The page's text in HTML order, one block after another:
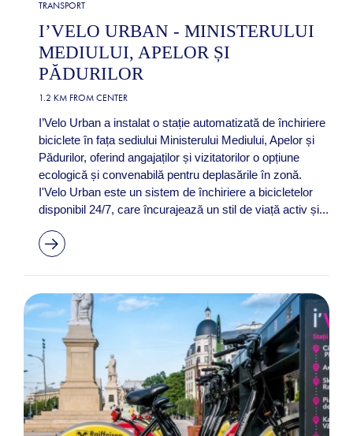
TRANSPORT
I’VELO URBAN - MINISTERULUI
MEDIULUI, APELOR ȘI
PĂDURILOR
1.2 KM FROM CENTER
I’Velo Urban a instalat o stație automatizată de închiriere
biciclete în fața sediului Ministerului Mediului, Apelor și
Pădurilor, oferind angajaților și vizitatorilor o opțiune
ecologică și convenabilă pentru deplasările în zonă. ​
I'Velo Urban este un sistem de închiriere a bicicletelor
disponibil 24/7, care încurajează un stil de viață activ și...